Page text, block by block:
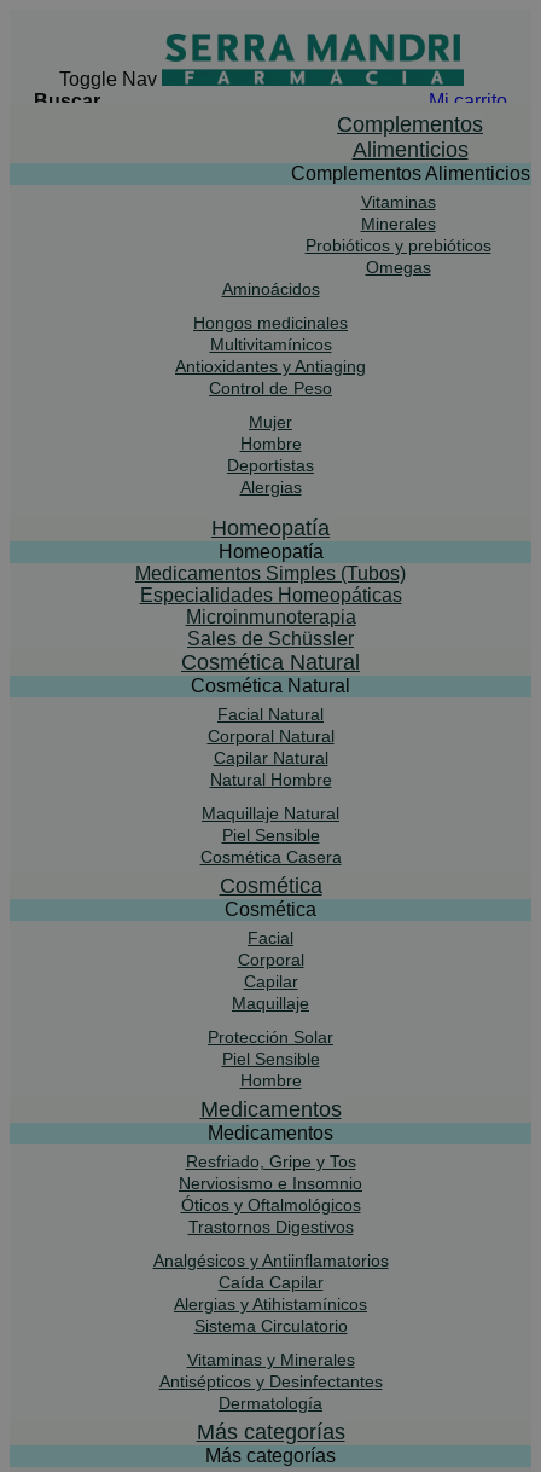
Toggle Nav
Buscar
Mi carrito
Complementos
Alimenticios
Complementos Alimenticios
Vitaminas
Minerales
Probióticos y prebióticos
Omegas
Aminoácidos
Hongos medicinales
Multivitamínicos
Antioxidantes y Antiaging
Control de Peso
Mujer
Hombre
Deportistas
Alergias
Homeopatía
Homeopatía
Medicamentos Simples (Tubos)
Especialidades Homeopáticas
Microinmunoterapia
Sales de Schüssler
Cosmética Natural
Cosmética Natural
Facial Natural
Corporal Natural
Capilar Natural
Natural Hombre
Maquillaje Natural
Piel Sensible
Cosmética Casera
Cosmética
Cosmética
Facial
Corporal
Capilar
Maquillaje
Protección Solar
Piel Sensible
Hombre
Medicamentos
Medicamentos
Resfriado, Gripe y Tos
Nerviosismo e Insomnio
Óticos y Oftalmológicos
Trastornos Digestivos
Analgésicos y Antiinflamatorios
Caída Capilar
Alergias y Atihistamínicos
Sistema Circulatorio
Vitaminas y Minerales
Antisépticos y Desinfectantes
Dermatología
Más categorías
Más categorías